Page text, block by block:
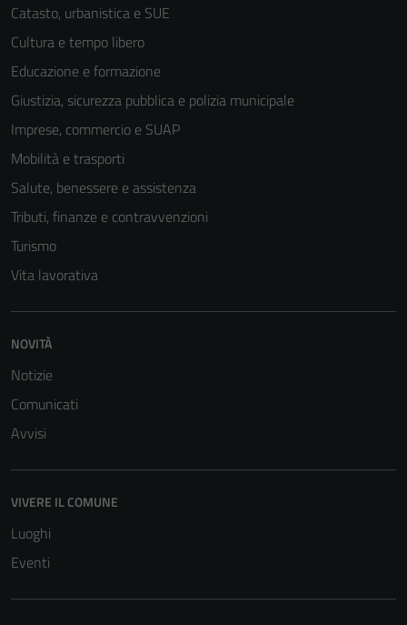
Catasto, urbanistica e SUE
Cultura e tempo libero
Educazione e formazione
Giustizia, sicurezza pubblica e polizia municipale
Imprese, commercio e SUAP
Mobilità e trasporti
Salute, benessere e assistenza
Tributi, finanze e contravvenzioni
Turismo
Vita lavorativa
NOVITÀ
Notizie
Comunicati
Avvisi
VIVERE IL COMUNE
Luoghi
Eventi
Tecnici
possono